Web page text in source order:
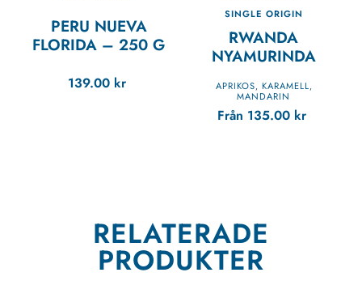
PERU NUEVA
FLORIDA – 250 G
139.00 kr
SINGLE ORIGIN
RWANDA
NYAMURINDA
APRIKOS, KARAMELL,
MANDARIN
Från 135.00 kr
RELATERADE
PRODUKTER